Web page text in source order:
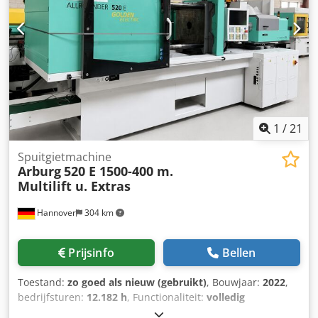
1 /21
Hannover 304 km
Spuitgietmachine
Arburg520 E 1500-400 m.
Multilift u. Extras
Prijsinfo Bellen
Toestand: zo goed als nieuw (gebruikt), Bouwjaar: 2022,
bedrijfsturen: 12.182 h, Functionaliteit: volledig
, machine-/voertuignummer: